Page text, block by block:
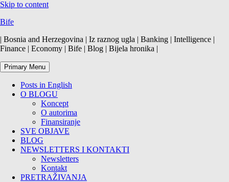
Skip to content
Bife
| Bosnia and Herzegovina | Iz raznog ugla | Banking | Intelligence |
Finance | Economy | Bife | Blog | Bijela hronika |
Primary Menu
Posts in English
O BLOGU
Koncept
O autorima
Finansiranje
SVE OBJAVE
BLOG
NEWSLETTERS I KONTAKTI
Newsletters
Kontakt
PRETRAŽIVANJA